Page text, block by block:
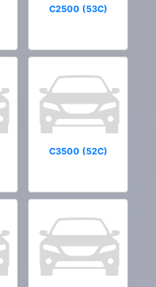
C2500 (53C)
C3500 (52C)